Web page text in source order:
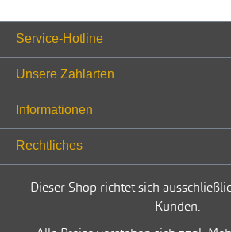
Service-Hotline
Unsere Zahlarten
Informationen
Rechtliches
Dieser Shop richtet sich
Kunden.